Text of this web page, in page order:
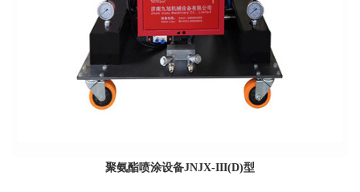
聚氨酯喷涂设备JNJX-III(D)型